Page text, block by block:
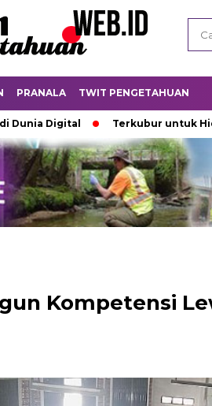
PRANALA TWIT PENGETAHUAN
Terkubur untuk Hidup
Kompetensi